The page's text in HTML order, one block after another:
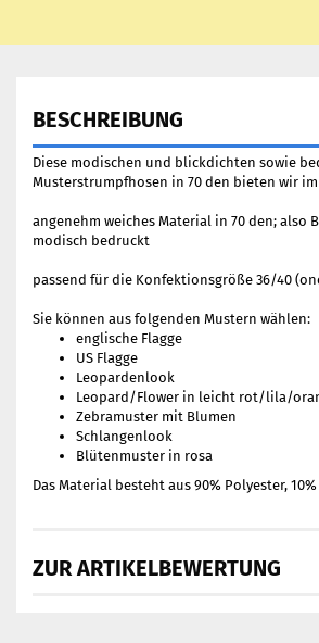
BESCHREIBUNG
Diese modischen und blickdichten sowie
Musterstrumpfhosen in 70 den bieten wir
angenehm weiches Material in 70 den; also
modisch bedruckt
passend für die Konfektionsgröße 36/40
Sie können aus folgenden Mustern wählen:
englische Flagge
US Flagge
Leopardenlook
Leopard/Flower in leicht rot/lila/
Zebramuster mit Blumen
Schlangenlook
Blütenmuster in rosa
Das Material besteht aus 90% Polyester,
ZUR ARTIKELBEWERTUNG